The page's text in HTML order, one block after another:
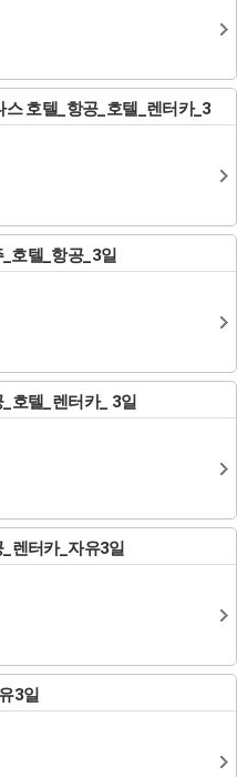
호텔_항공_호텔_렌터카_3
호텔_항공_3일
호텔_렌터카_ 3일
렌터카_자유3일
3일